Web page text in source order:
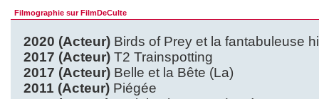
Filmographie sur FilmDeCulte
2020 (Acteur) Birds of Prey et la fantabuleuse
2017 (Acteur) T2 Trainspotting
2017 (Acteur) Belle et la Bête (La)
2011 (Acteur) Piégée